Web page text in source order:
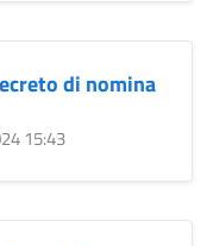
di nomina
15:43